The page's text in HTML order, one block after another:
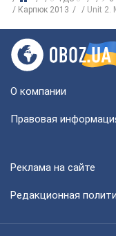
Карпюк 2013
Unit 2.
О компании
Правовая
Реклама на сайте
Редакционная